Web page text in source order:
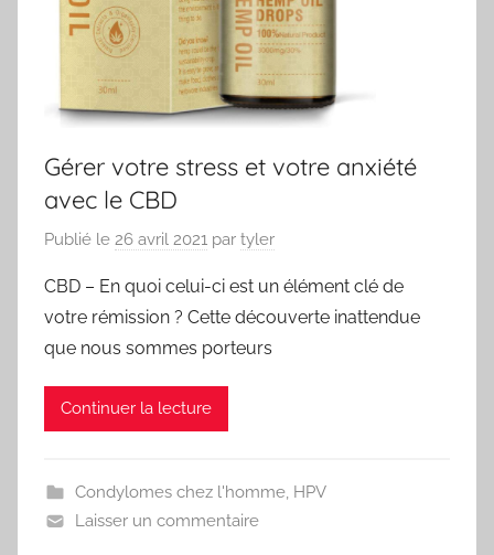
Gérer votre stress et votre anxiété
avec le CBD
Publié le 26 avril 2021 par tyler
CBD – En quoi celui-ci est un élément clé de
votre rémission ? Cette découverte inattendue
que nous sommes porteurs
Continuer la lecture
Condylomes chez l'homme, HPV
Laisser un commentaire